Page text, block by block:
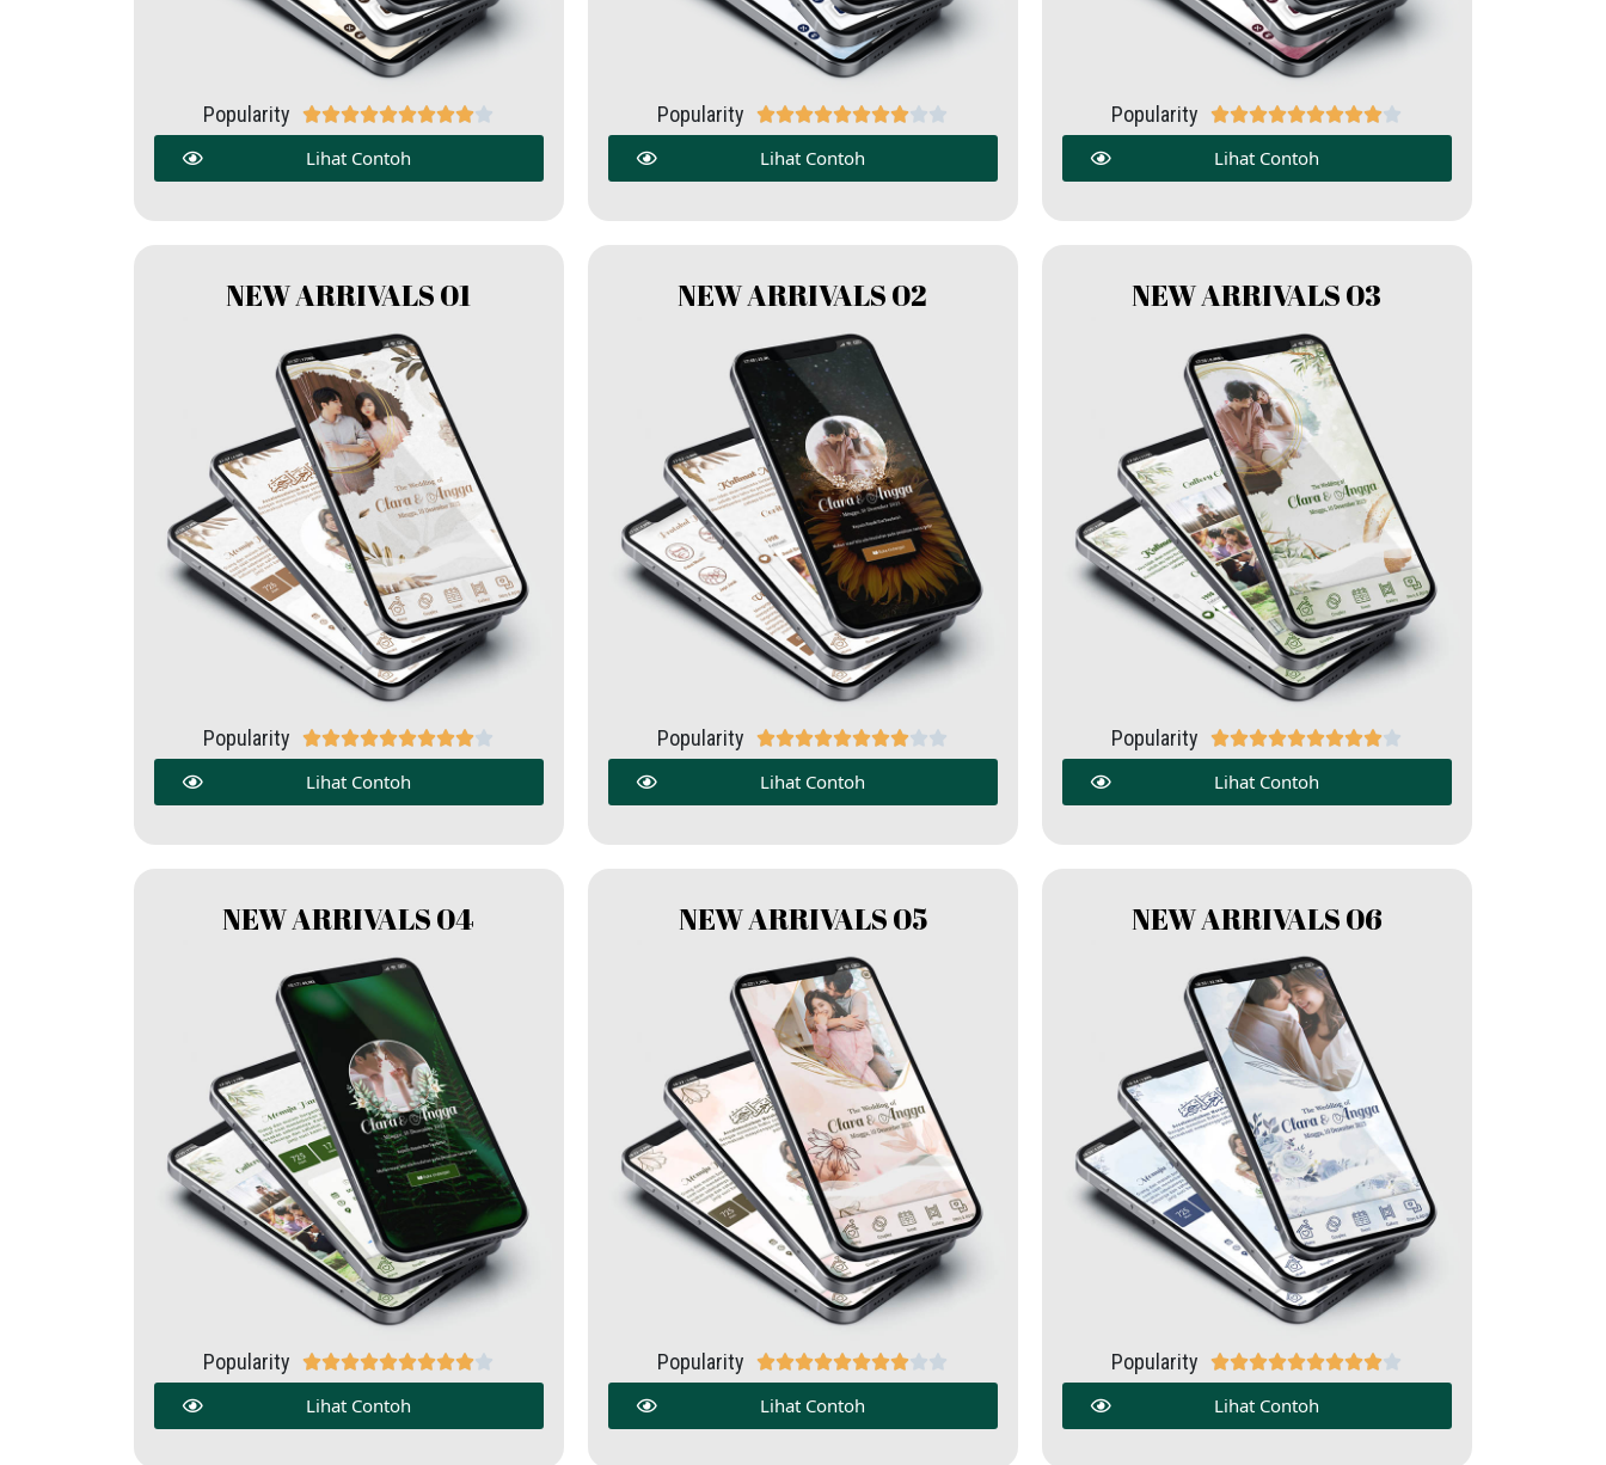
Popularity 
Lihat Contoh
Popularity 
Lihat Contoh
Popularity 
Lihat Contoh
NEW ARRIVALS 01
Popularity 
Lihat Contoh
NEW ARRIVALS 02
Popularity 
Lihat Contoh
NEW ARRIVALS 03
Popularity 
Lihat Contoh
NEW ARRIVALS 04
Popularity 
Lihat Contoh
NEW ARRIVALS 05
Popularity 
Lihat Contoh
NEW ARRIVALS 06
Popularity 
Lihat Contoh